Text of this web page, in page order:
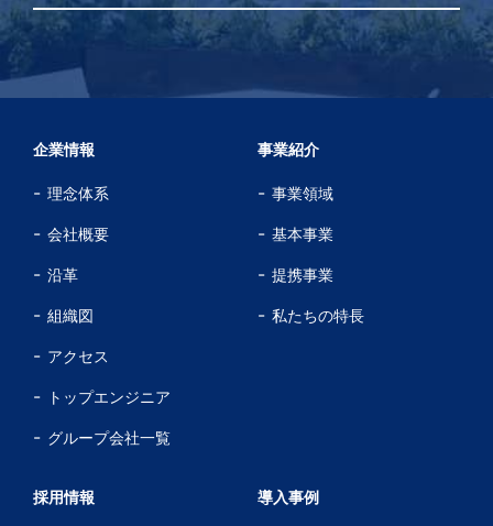
企業情報
理念体系
会社概要
沿革
組織図
アクセス
トップエンジニア
グループ会社一覧
事業紹介
事業領域
基本事業
提携事業
私たちの特長
採用情報
導入事例